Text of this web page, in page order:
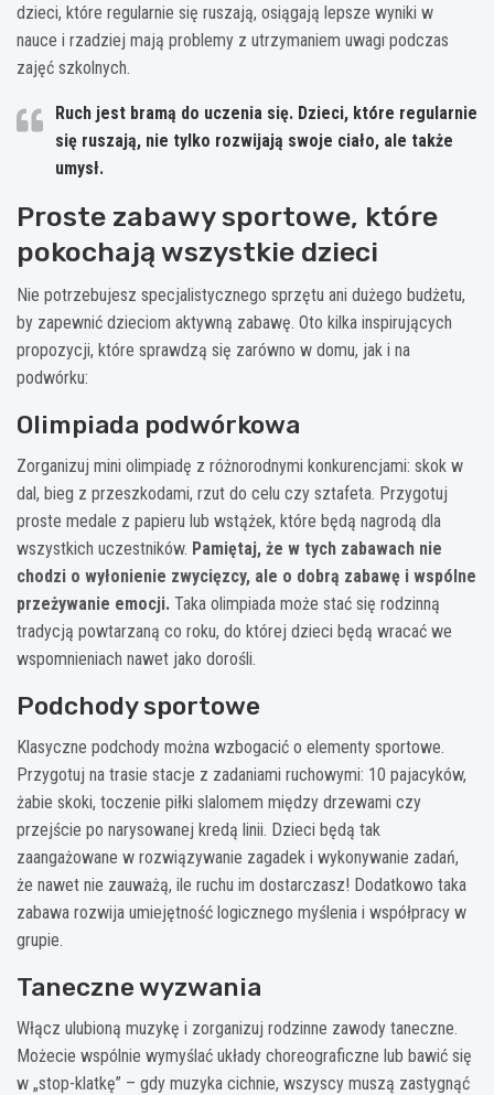
dzieci, które regularnie się ruszają, osiągają lepsze wyniki w
nauce i rzadziej mają problemy z utrzymaniem uwagi podczas
zajęć szkolnych.
Ruch jest bramą do uczenia się. Dzieci, które regularnie
się ruszają, nie tylko rozwijają swoje ciało, ale także
umysł.
Proste zabawy sportowe, które
pokochają wszystkie dzieci
Nie potrzebujesz specjalistycznego sprzętu ani dużego budżetu,
by zapewnić dzieciom aktywną zabawę. Oto kilka inspirujących
propozycji, które sprawdzą się zarówno w domu, jak i na
podwórku:
Olimpiada podwórkowa
Zorganizuj mini olimpiadę z różnorodnymi konkurencjami: skok w
dal, bieg z przeszkodami, rzut do celu czy sztafeta. Przygotuj
proste medale z papieru lub wstążek, które będą nagrodą dla
wszystkich uczestników. Pamiętaj, że w tych zabawach nie
chodzi o wyłonienie zwycięzcy, ale o dobrą zabawę i wspólne
przeżywanie emocji. Taka olimpiada może stać się rodzinną
tradycją powtarzaną co roku, do której dzieci będą wracać we
wspomnieniach nawet jako dorośli.
Podchody sportowe
Klasyczne podchody można wzbogacić o elementy sportowe.
Przygotuj na trasie stacje z zadaniami ruchowymi: 10 pajacyków,
żabie skoki, toczenie piłki slalomem między drzewami czy
przejście po narysowanej kredą linii. Dzieci będą tak
zaangażowane w rozwiązywanie zagadek i wykonywanie zadań,
że nawet nie zauważą, ile ruchu im dostarczasz! Dodatkowo taka
zabawa rozwija umiejętność logicznego myślenia i współpracy w
grupie.
Taneczne wyzwania
Włącz ulubioną muzykę i zorganizuj rodzinne zawody taneczne.
Możecie wspólnie wymyślać układy choreograficzne lub bawić się
w „stop-klatkę” – gdy muzyka cichnie, wszyscy muszą zastygnąć